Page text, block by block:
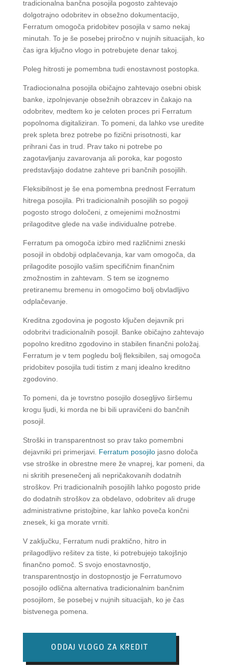
tradicionalna bančna posojila pogosto zahtevajo
dolgotrajno odobritev in obsežno dokumentacijo,
Ferratum omogoča pridobitev posojila v samo nekaj
minutah. To je še posebej priročno v nujnih situacijah, ko
čas igra ključno vlogo in potrebujete denar takoj.
Poleg hitrosti je pomembna tudi enostavnost postopka.
Tradiocionalna posojila običajno zahtevajo osebni obisk
banke, izpolnjevanje obsežnih obrazcev in čakajo na
odobritev, medtem ko je celoten proces pri Ferratum
popolnoma digitaliziran. To pomeni, da lahko vse uredite
prek spleta brez potrebe po fizični prisotnosti, kar
prihrani čas in trud. Prav tako ni potrebe po
zagotavljanju zavarovanja ali poroka, kar pogosto
predstavljajo dodatne zahteve pri bančnih posojilih.
Fleksibilnost je še ena pomembna prednost Ferratum
hitrega posojila. Pri tradicionalnih posojilih so pogoji
pogosto strogo določeni, z omejenimi možnostmi
prilagoditve glede na vaše individualne potrebe.
Ferratum pa omogoča izbiro med različnimi zneski
posojil in obdobji odplačevanja, kar vam omogoča, da
prilagodite posojilo vašim specifičnim finančnim
zmožnostim in zahtevam. S tem se izognemo
pretiranemu bremenu in omogočimo bolj obvladljivo
odplačevanje.
Kreditna zgodovina je pogosto ključen dejavnik pri
odobritvi tradicionalnih posojil. Banke običajno zahtevajo
popolno kreditno zgodovino in stabilen finančni položaj.
Ferratum je v tem pogledu bolj fleksibilen, saj omogoča
pridobitev posojila tudi tistim z manj idealno kreditno
zgodovino.
To pomeni, da je tovrstno posojilo dosegljivo širšemu
krogu ljudi, ki morda ne bi bili upravičeni do bančnih
posojil.
Stroški in transparentnost so prav tako pomembni
dejavniki pri primerjavi. Ferratum posojilojasno določa
vse stroške in obrestne mere že vnaprej, kar pomeni, da
ni skritih presenečenj ali nepričakovanih dodatnih
stroškov. Pri tradicionalnih posojilih lahko pogosto pride
do dodatnih stroškov za obdelavo, odobritev ali druge
administrativne pristojbine, kar lahko poveča končni
znesek, ki ga morate vrniti.
V zaključku, Ferratum nudi praktično, hitro in
prilagodljivo rešitev za tiste, ki potrebujejo takojšnjo
finančno pomoč. S svojo enostavnostjo,
transparentnostjo in dostopnostjo je Ferratumovo
posojilo odlična alternativa tradicionalnim bančnim
posojilom, še posebej v nujnih situacijah, ko je čas
bistvenega pomena.
ODDAJ VLOGO ZA KREDIT